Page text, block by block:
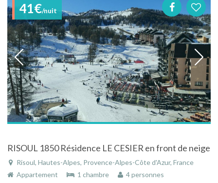
41€/nuit
RISOUL 1850 Résidence LE CESIER en front de neige
Risoul, Hautes-Alpes, Provence-Alpes-Côte d'Azur, France
Appartement
1 chambre 4 personnes